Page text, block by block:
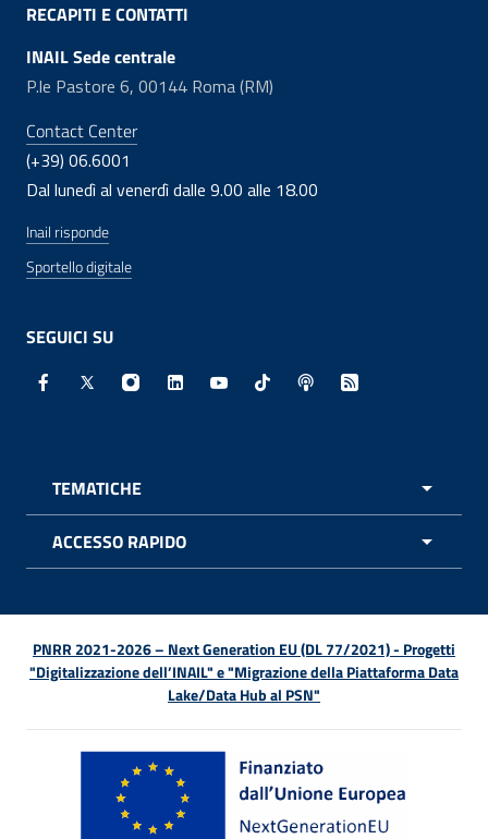
RECAPITI E CONTATTI
INAIL Sede centrale
P.le Pastore 6, 00144 Roma (RM)
Contact Center
(+39) 06.6001
Dal lunedì al venerdì dalle 9.00 alle 18.00
Inail risponde
Sportello digitale
SEGUICI SU
Facebook - Sito esterno - Apertura in nuova finestra
X - Sito esterno - Apertura in nuova finestra
Instagram - Sito esterno - Apertura in
Linkedin - Sito esterno - Apertura in
Youtube - Sito esterno -
TikTok - Sito esterno -
Spreaker - Sito
Feed RSS -
TEMATICHE
ACCESSO RAPIDO
PNRR 2021-2026 – Next Generation EU (DL 77/2021) - Progetti
"Digitalizzazione dell’INAIL" e "Migrazione della Piattaforma Data
Lake/Data Hub al PSN"